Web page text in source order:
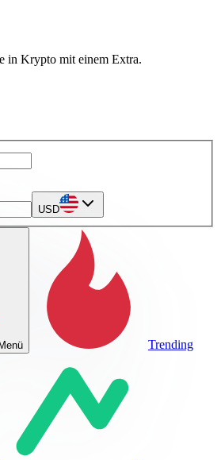
in Krypto mit einem Extra.
USD
Menü Trending